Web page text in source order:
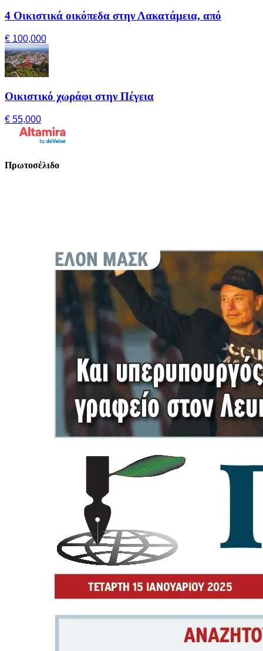
4 Οικιστικά οικόπεδα στην Λακατάμεια, από
€ 100,000
Οικιστικό χωράφι στην Πέγεια
€ 55,000
Πρωτοσέλιδο